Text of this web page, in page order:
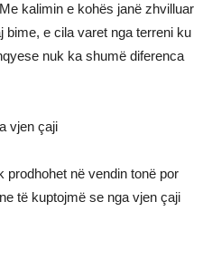
kalimin e kohës janë zhvilluar
e cila varet nga terreni ku
nuk ka shumë diferenca
vjen çaji
prodhohet në vendin tonë por
të kuptojmë se nga vjen çaji